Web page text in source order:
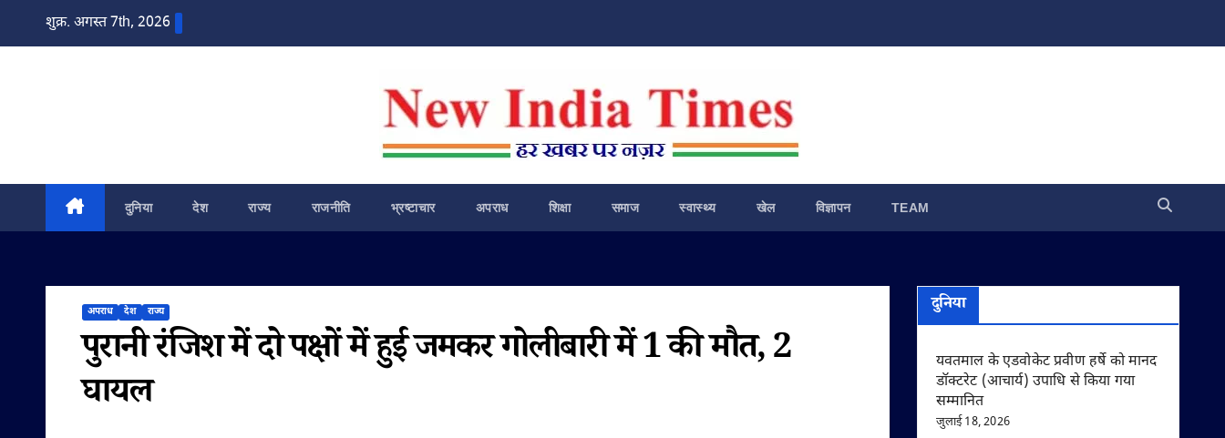
शुक्र. अगस्त 7th, 2026
दुनिया देश राज्य राजनीति भ्रष्टाचार अपराध शिक्षा समाज स्वास्थ्य खेल विज्ञापन TEAM
अपराध देश राज्य
पुरानी रंजिश में दो पक्षों में हुई जमकर गोलीबारी में 1 की मौत, 2
घायल
दुनिया
यवतमाल के एडवोकेट प्रवीण हर्षे को मानद
डॉक्टरेट (आचार्य) उपाधि से किया गया
सम्मानित
जुलाई 18, 2026